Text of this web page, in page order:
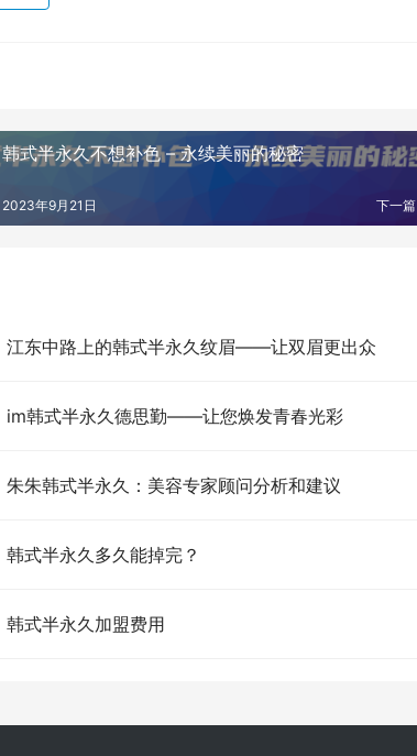
韩式半永久不想补色 – 永续美丽的秘密
下一篇
2023年9月21日
江东中路上的韩式半永久纹眉——让双眉更出众
im韩式半永久德思勤——让您焕发青春光彩
朱朱韩式半永久：美容专家顾问分析和建议
韩式半永久多久能掉完？
韩式半永久加盟费用